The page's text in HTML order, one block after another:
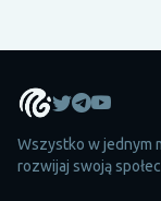
Wszystko w jednym
rozwijaj swoją